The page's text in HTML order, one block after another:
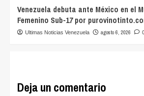
Venezuela debuta ante México en el
Femenino Sub-17 por
Ultimas Noticias Venezuela agosto 6, 2026
Deja un comentario